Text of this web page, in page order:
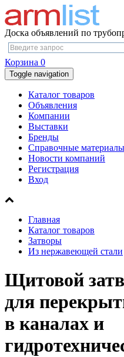
Доска объявлений по
Корзина 0
Toggle navigation
Каталог товаров
Объявления
Компании
Выставки
Бренды
Справочные материалы
Новости компаний
Регистрация
Вход
Главная
Каталог товаров
Затворы
Из нержавеющей стали
Щитовой
для
в каналах и